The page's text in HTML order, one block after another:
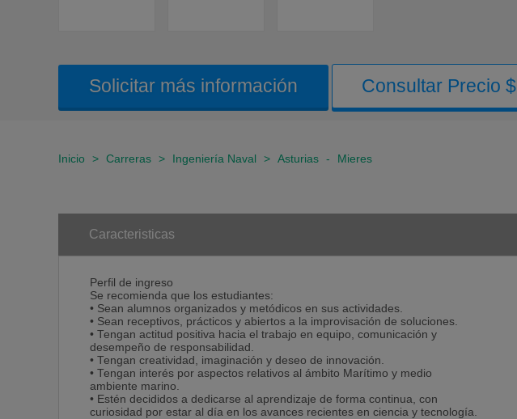
Solicitar más información Consultar Precio $
Inicio > Carreras > Ingeniería Naval > Asturias - Mieres
Caracteristicas
Perfil de ingreso
Se recomienda que los estudiantes:
• Sean alumnos organizados y metódicos en sus actividades.
• Sean receptivos, prácticos y abiertos a la improvisación de soluciones.
• Tengan actitud positiva hacia el trabajo en equipo, comunicación y
desempeño de responsabilidad.
• Tengan creatividad, imaginación y deseo de innovación.
• Tengan interés por aspectos relativos al ámbito Marítimo y medio
ambiente marino.
• Estén decididos a dedicarse al aprendizaje de forma continua, con
curiosidad por estar al día en los avances recientes en ciencia y tecnología.